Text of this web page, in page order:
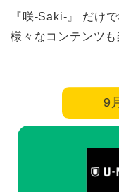
『咲-Saki-』 だけ
様々なコンテンツも
9